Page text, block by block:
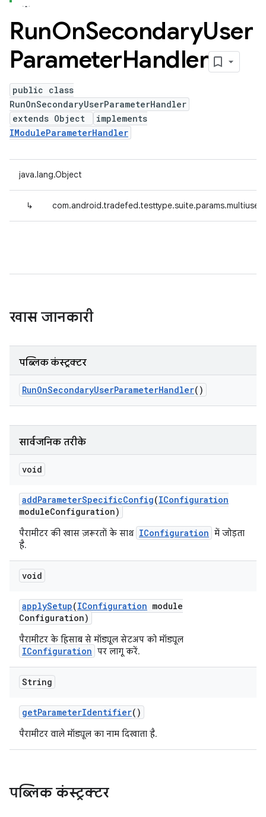
RunOnSecondaryUser
ParameterHandler
public class
RunOnSecondaryUserParameterHandler
extends Object
implements
IModuleParameterHandler
java.lang.Object
↳
खास जानकारी
पब्लिक कंस्ट्रक्टर
RunOnSecondaryUserParameterHandler()
सार्वजनिक तरीके
void
addParameterSpecificConfig(IConfiguration
moduleConfiguration)
पैरामीटर की खास ज़रूरतों के साथ IConfiguration में जोड़ता
है.
void
applySetup(IConfiguration module
Configuration)
पैरामीटर के हिसाब से मॉड्यूल सेटअप को मॉड्यूल
IConfiguration पर लागू करें.
String
getParameterIdentifier()
पैरामीटर वाले मॉड्यूल का नाम दिखाता है.
पब्लिक कंस्ट्रक्टर